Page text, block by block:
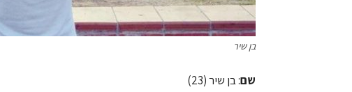
בן שיר
שם: בן שיר (23)